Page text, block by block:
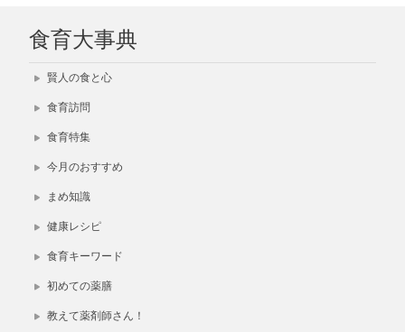
食育大事典
賢人の食と心
食育訪問
食育特集
今月のおすすめ
まめ知識
健康レシピ
食育キーワード
初めての薬膳
教えて薬剤師さん！